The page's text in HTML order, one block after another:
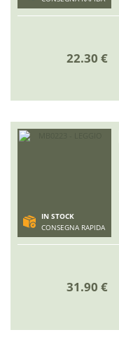
22.30 €
IN STOCK
CONSEGNA RAPIDA
31.90 €